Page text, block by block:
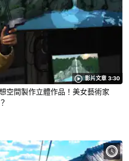
影片文章 3:30
空間製作立體作品！美女藝術家